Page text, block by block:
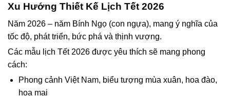
Xu Hướng Thiết Kế Lịch Tết 2026
Năm 2026 – năm Bính Ngọ (con ngựa), mang ý nghĩa của
tốc độ, phát triển, bức phá và thịnh vượng.
Các mẫu lịch Tết 2026 được yêu thích sẽ mang phong
cách:
Phong cảnh Việt Nam, biểu tượng mùa xuân, hoa đào,
hoa mai